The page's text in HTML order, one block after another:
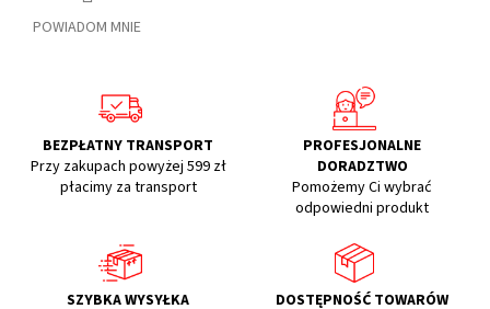
POWIADOM MNIE
BEZPŁATNY TRANSPORT
Przy zakupach powyżej 599 zł
płacimy za transport
PROFESJONALNE
DORADZTWO
Pomożemy Ci wybrać
odpowiedni produkt
SZYBKA WYSYŁKA
DOSTĘPNOŚĆ TOWARÓW